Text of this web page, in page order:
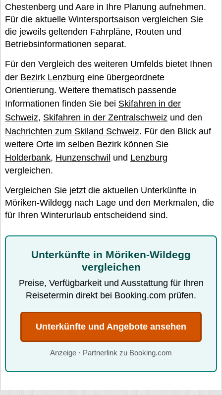
Chestenberg und Aare in Ihre Planung aufnehmen.
Für die aktuelle Wintersportsaison vergleichen Sie
die jeweils geltenden Fahrpläne, Routen und
Betriebsinformationen separat.
Für den Vergleich des weiteren Umfelds bietet Ihnen
der Bezirk Lenzburg eine übergeordnete
Orientierung. Weitere thematisch passende
Informationen finden Sie bei Skifahren in der
Schweiz, Skifahren in der Zentralschweiz und den
Nachrichten zum Skiland Schweiz. Für den Blick auf
weitere Orte im selben Bezirk können Sie
Holderbank, Hunzenschwil und Lenzburg
vergleichen.
Vergleichen Sie jetzt die aktuellen Unterkünfte in
Möriken-Wildegg nach Lage und den Merkmalen, die
für Ihren Winterurlaub entscheidend sind.
Unterkünfte in Möriken-Wildegg
vergleichen
Preise, Verfügbarkeit und Ausstattung für Ihren
Reisetermin direkt bei Booking.com prüfen.
Unterkünfte und Angebote ansehen
Anzeige · Partnerlink zu Booking.com